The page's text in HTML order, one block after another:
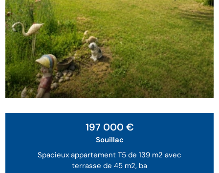
Spacieux appartement T5 de 139 m2 avec
terrasse de 45 m2, ba
197 000 €
Souillac